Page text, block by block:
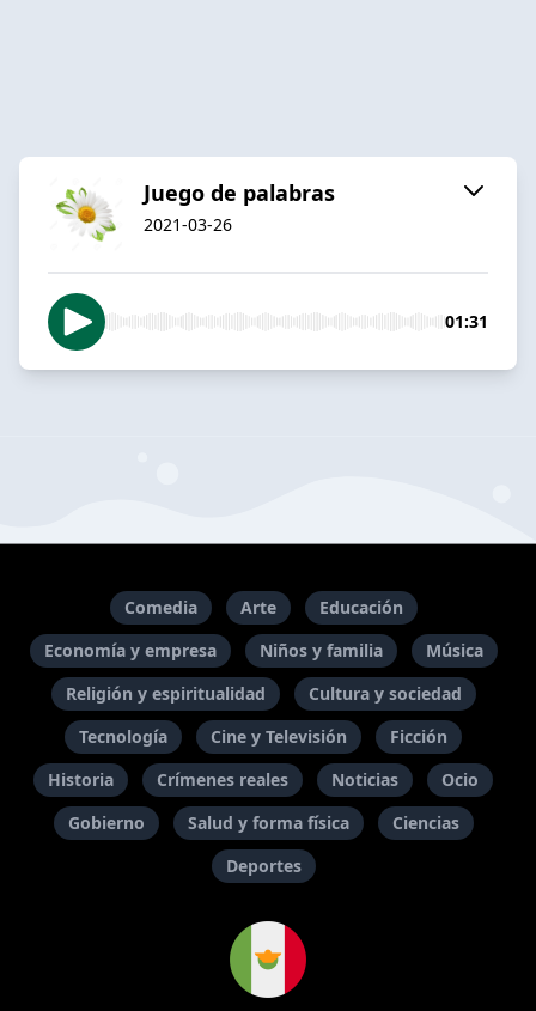
Juego de palabras
2021-03-26
01:31
Comedia Arte
Educación
Economía y empresa
Niños y familia
Música
Religión y espiritualidad
Cultura y sociedad
Tecnología
Cine y Televisión
Ficción
Historia
Crímenes reales Noticias
Ocio
Gobierno
Salud y forma física
Ciencias
Deportes